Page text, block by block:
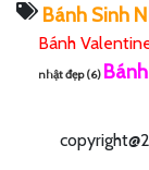
Bánh Sinh
Bánh
nhật đẹp(6)